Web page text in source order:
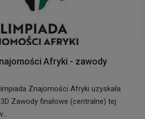
Afryki - zawody
Znajomości Afryki uzyskała
Zawody finałowe (centralne) tej